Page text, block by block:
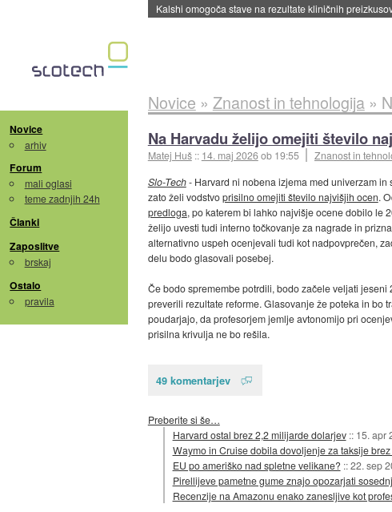
Sandisk že prodal več kot polovico SSD-jev za
Novice
arhiv
Forum
mali oglasi
teme zadnjih 24h
Članki
Zaposlitve
brskaj
Ostalo
pravila
Novice » Znanost in tehnologija»
Na Harvadu želijo omejiti število
Matej Huš :: 14. maj 2026ob 19:55
Znanost in
Slo-Tech- Harvard ni nobena izjema med univerzam in
zato želi vodstvoprisilno omejiti število najvišjih ocen.
predloga, po katerem bi lahko najvišje ocene dobilo le
želijo uvesti tudi interno točkovanje za nagrade in
alternativno uspeh ocenjevali tudi kot nadpovprečen,
delu bodo glasovali posebej.
Če bodo spremembe potrdili, bodo začele veljati
preverili rezultate reforme. Glasovanje že poteka in bo
poudarjajo, da profesorjem jemlje avtonomijo pri
prisilna krivulja ne bo rešila.
49 komentarjev
Preberite si še…
Harvard ostal brez 2,2 milijarde dolarjev :: 15. apr
Waymo in Cruise dobila dovoljenje za taksije
EU po ameriško nad spletne velikane? ::22. sep
Pirellijeve pametne gume znajo opozarjati
Recenzije na Amazonu enako zanesljive kot